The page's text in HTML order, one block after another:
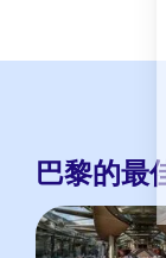
Reject All
巴黎的最